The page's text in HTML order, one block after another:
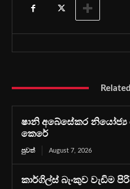
ෂානි අබේසේකර
කෙරේ
පුවත් August 7, 2026
කාර්ගිල්ස් බැංකුව වැඩිම